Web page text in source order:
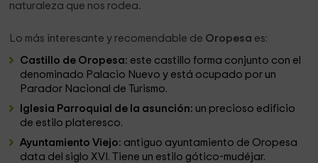
Visitas al Parque Nacional Monfrague
naturaleza que nos rodea.
Lo más interesante y recomendable de Oropesa es:
Castillo de Oropesa: este castillo forma conjunto con el
denominado Palacio Nuevo y está ocupado por un
Parador Nacional de Turismo.
Iglesia Parroquial de la asunción: un precioso edificio
de estilo plateresco.
Ayuntamiento Viejo: antiguo ayuntamiento de Oropesa
data del siglo XVI. Tiene un estilo gótico-mudéjar.